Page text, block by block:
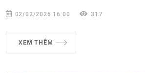
02/02/2026 16:00 317
XEM THÊM